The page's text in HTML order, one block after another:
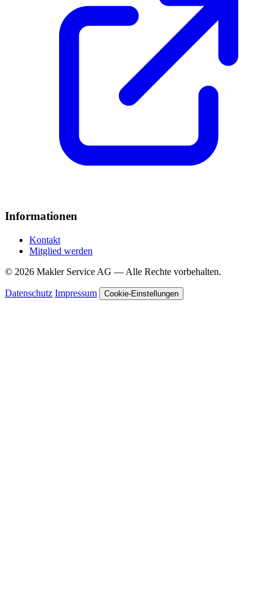
Informationen
Kontakt
Mitglied werden
© 2026 Makler Service AG — Alle Rechte vorbehalten.
Datenschutz Impressum Cookie-Einstellungen